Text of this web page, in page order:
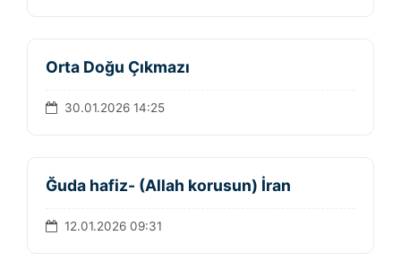
Orta Doğu Çıkmazı
30.01.2026 14:25
Ğuda hafiz- (Allah korusun) İran
12.01.2026 09:31